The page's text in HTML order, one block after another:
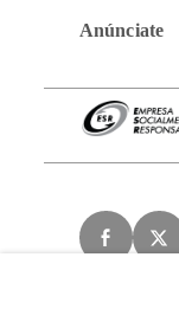
Anúnciate